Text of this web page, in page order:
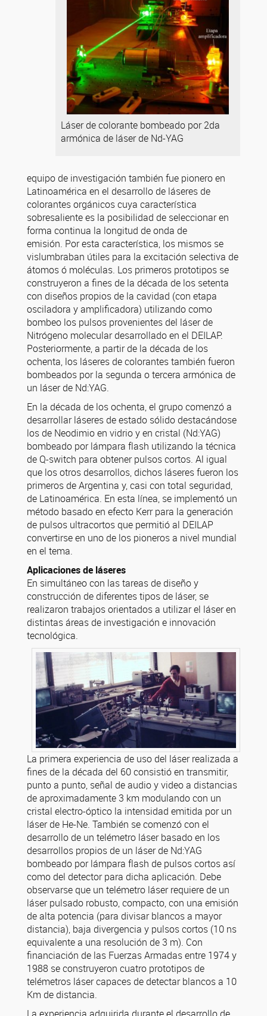
Láser de colorante bombeado por 2da
armónica de láser de Nd-YAG
equipo de investigación también fue pionero en
Latinoamérica en el desarrollo de láseres de
colorantes orgánicos cuya característica
sobresaliente es la posibilidad de seleccionar en
forma continua la longitud de onda de
emisión. Por esta característica, los mismos se
vislumbraban útiles para la excitación selectiva de
átomos ó moléculas. Los primeros prototipos se
construyeron a fines de la década de los setenta
con diseños propios de la cavidad (con etapa
osciladora y amplificadora) utilizando como
bombeo los pulsos provenientes del láser de
Nitrógeno molecular desarrollado en el DEILAP.
Posteriormente, a partir de la década de los
ochenta, los láseres de colorantes también fueron
bombeados por la segunda o tercera armónica de
un láser de Nd:YAG.
En la década de los ochenta, el grupo comenzó a
desarrollar láseres de estado sólido destacándose
los de Neodimio en vidrio y en cristal (Nd:YAG)
bombeado por lámpara flash utilizando la técnica
de Q-switch para obtener pulsos cortos. Al igual
que los otros desarrollos, dichos láseres fueron los
primeros de Argentina y, casi con total seguridad,
de Latinoamérica. En esta línea, se implementó un
método basado en efecto Kerr para la generación
de pulsos ultracortos que permitió al DEILAP
convertirse en uno de los pioneros a nivel mundial
en el tema.
Aplicaciones de láseres
En simultáneo con las tareas de diseño y
construcción de diferentes tipos de láser, se
realizaron trabajos orientados a utilizar el láser en
distintas áreas de investigación e innovación
tecnológica.
La primera experiencia de uso del láser realizada a
fines de la década del 60 consistió en transmitir,
punto a punto, señal de audio y video a distancias
de aproximadamente 3 km modulando con un
cristal electro-óptico la intensidad emitida por un
láser de He-Ne. También se comenzó con el
desarrollo de un telémetro láser basado en los
desarrollos propios de un láser de Nd:YAG
bombeado por lámpara flash de pulsos cortos así
como del detector para dicha aplicación. Debe
observarse que un telémetro láser requiere de un
láser pulsado robusto, compacto, con una emisión
de alta potencia (para divisar blancos a mayor
distancia), baja divergencia y pulsos cortos (10 ns
equivalente a una resolución de 3 m). Con
financiación de las Fuerzas Armadas entre 1974 y
1988 se construyeron cuatro prototipos de
telémetros láser capaces de detectar blancos a 10
Km de distancia.